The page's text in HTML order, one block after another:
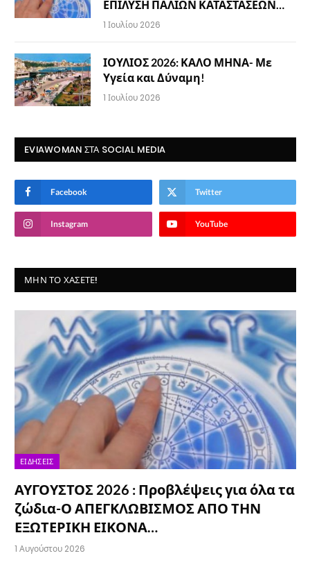
ΕΠΙΛΥΣΗ ΠΑΛΙΩΝ ΚΑΤΑΣΤΑΣΕΩΝ…
1 Ιουλίου 2026
ΙΟΥΛΙΟΣ 2026: ΚΑΛΟ ΜΗΝΑ- Με
Υγεία και Δύναμη!
1 Ιουλίου 2026
EVIAWOMAN ΣΤΑ SOCIAL MEDIA
Facebook Twitter
Instagram YouTube
ΜΗΝ ΤΟ ΧΆΣΕΤΕ!
ΕΙΔΉΣΕΙΣ
ΑΥΓΟΥΣΤΟΣ 2026 : Προβλέψεις για όλα τα
ζώδια-Ο ΑΠΕΓΚΛΩΒΙΣΜΟΣ ΑΠΟ ΤΗΝ
ΕΞΩΤΕΡΙΚΗ ΕΙΚΟΝΑ…
1 Αυγούστου 2026